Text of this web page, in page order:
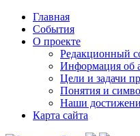
Главная
События
О проекте
Редакционный
Информация об
Цели и задачи
Понятия и
Наши
Карта сайта